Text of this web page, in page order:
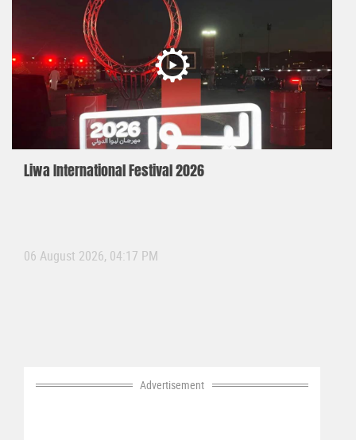
Liwa International Festival 2026
06 August 2026, 04:17 PM
Advertisement